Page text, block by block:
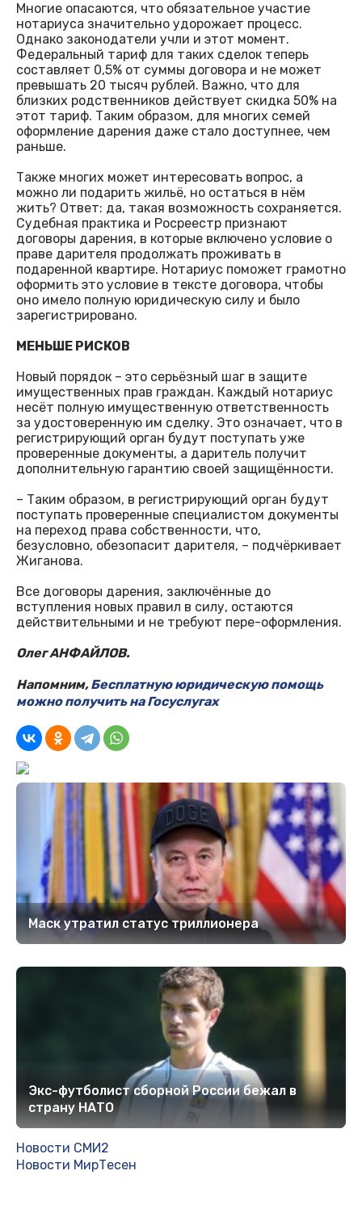
Многие опасаются, что обязательное участие
нотариуса значительно удорожает процесс.
Однако законодатели учли и этот момент.
Федеральный тариф для таких сделок теперь
составляет 0,5% от суммы договора и не может
превышать 20 тысяч рублей. Важно, что для
близких родственников действует скидка 50% на
этот тариф. Таким образом, для многих семей
оформление дарения даже стало доступнее, чем
раньше.
Также многих может интересовать вопрос, а
можно ли подарить жильё, но остаться в нём
жить? Ответ: да, такая возможность сохраняется.
Судебная практика и Росреестр признают
договоры дарения, в которые включено условие о
праве дарителя продолжать проживать в
подаренной квартире. Нотариус поможет грамотно
оформить это условие в тексте договора, чтобы
оно имело полную юридическую силу и было
зарегистрировано.
МЕНЬШЕ РИСКОВ
Новый порядок – это серьёзный шаг в защите
имущественных прав граждан. Каждый нотариус
несёт полную имущественную ответственность
за удостоверенную им сделку. Это означает, что в
регистрирующий орган будут поступать уже
проверенные документы, а даритель получит
дополнительную гарантию своей защищённости.
– Таким образом, в регистрирующий орган будут
поступать проверенные специалистом документы
на переход права собственности, что,
безусловно, обезопасит дарителя, – подчёркивает
Жиганова.
Все договоры дарения, заключённые до
вступления новых правил в силу, остаются
действительными и не требуют пере-оформления.
Олег АНФАЙЛОВ.
Напомним,Бесплатную юридическую помощь
можно получить на Госуслугах
Маск утратил статус триллионера
Экс-футболист сборной России бежал в
страну НАТО
Новости СМИ2
Новости МирТесен